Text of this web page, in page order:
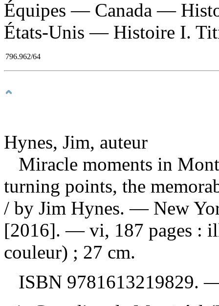
Équipes — Canada —
États-Unis — Histoire I.
796.962/64
Hynes, Jim, auteur
Miracle moments in
turning points, the
/ by Jim Hynes. — New
[2016]. — vi, 187 pages :
couleur) ; 27 cm.
ISBN 9781613219829.